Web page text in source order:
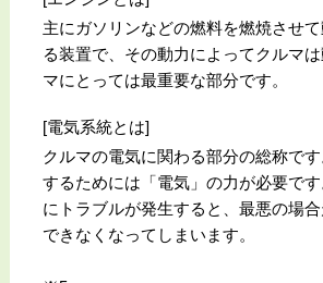
主にガソリンなどの燃料を燃焼させ
る装置で、その動力によってクルマ
マにとっては最重要な部分です。
[電気系統とは]
クルマの電気に関わる部分の総称で
するためには「電気」の力が必要で
にトラブルが発生すると、最悪の場
できなくなってしまいます。